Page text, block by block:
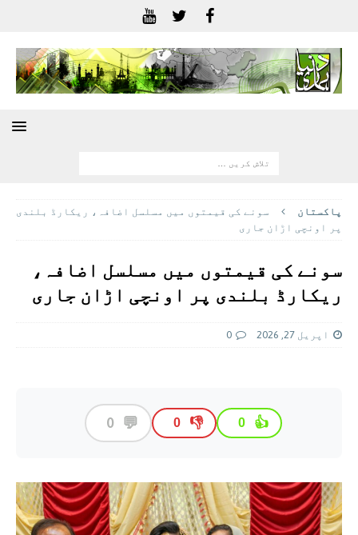
پاکستان
سونے کی قیمتوں میں مسلسل اضافہ، ریکارڈ بلندی
پر اونچی اڑان جاری
سونے کی قیمتوں میں مسلسل اضافہ،
ریکارڈ بلندی پر اونچی اڑان جاری
اپریل 27, 2026 0
👍
0
👎
0
💬
0